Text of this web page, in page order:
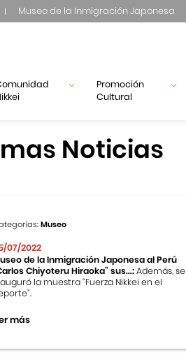
Museo de la Inmigración Japonesa
Promoción
Cultural
Noticias
Museo
07/2022
de la Inmigración Japonesa al Perú
Chiyoteru Hiraoka” sus...:Además, se
la muestra “Fuerza Nikkei en el
más